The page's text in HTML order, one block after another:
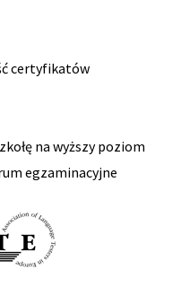
certyfikatów
na wyższy poziom
egzaminacyjne